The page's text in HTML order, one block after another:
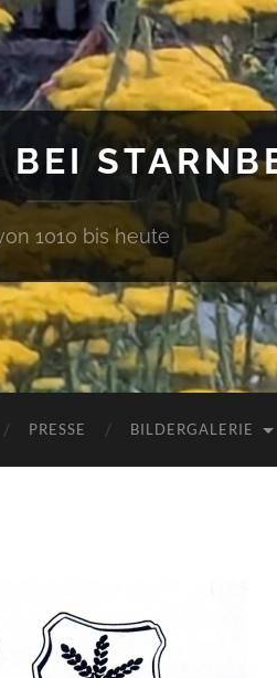
BEI
1010 bis heute
PRESSE BILDERGALERIE